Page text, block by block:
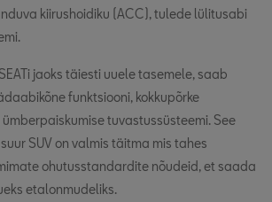
kiirushoidiku (ACC), tulede lülitusabi
jaoks täiesti uuele tasemele, saab
funktsiooni, kokkupõrke
tuvastussüsteemi. See
SUV on valmis täitma mis tahes
ohutusstandardite nõudeid, et saada
etalonmudeliks.